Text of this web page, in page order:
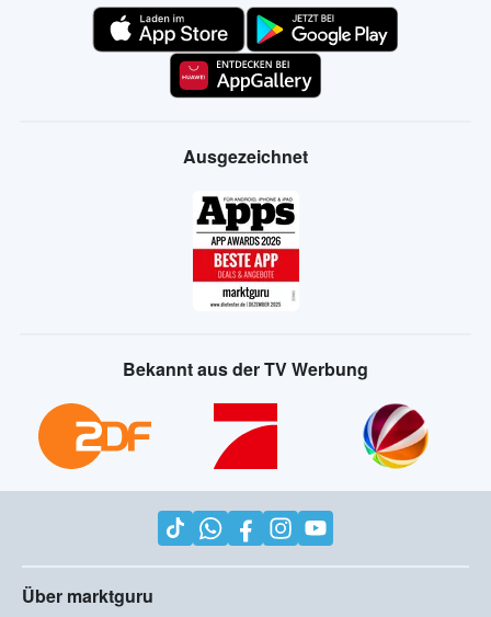
Ausgezeichnet
Bekannt aus der TV Werbung
Über marktguru